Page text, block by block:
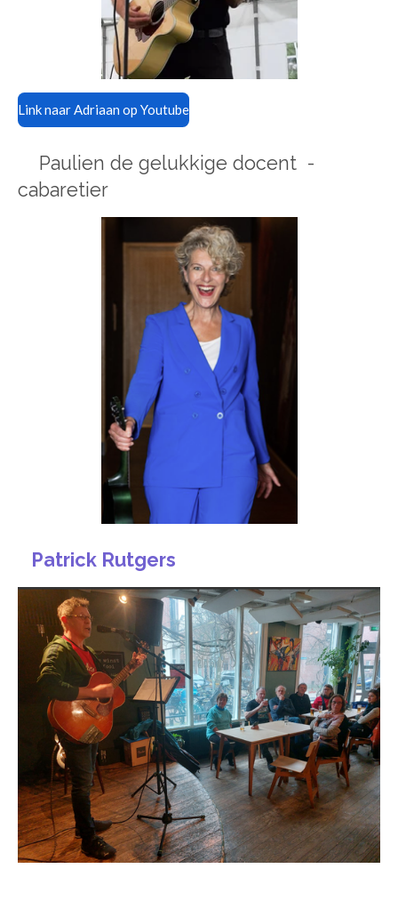
Link naar Adriaan op Youtube
Paulien de gelukkige docent -
cabaretier
Patrick Rutgers